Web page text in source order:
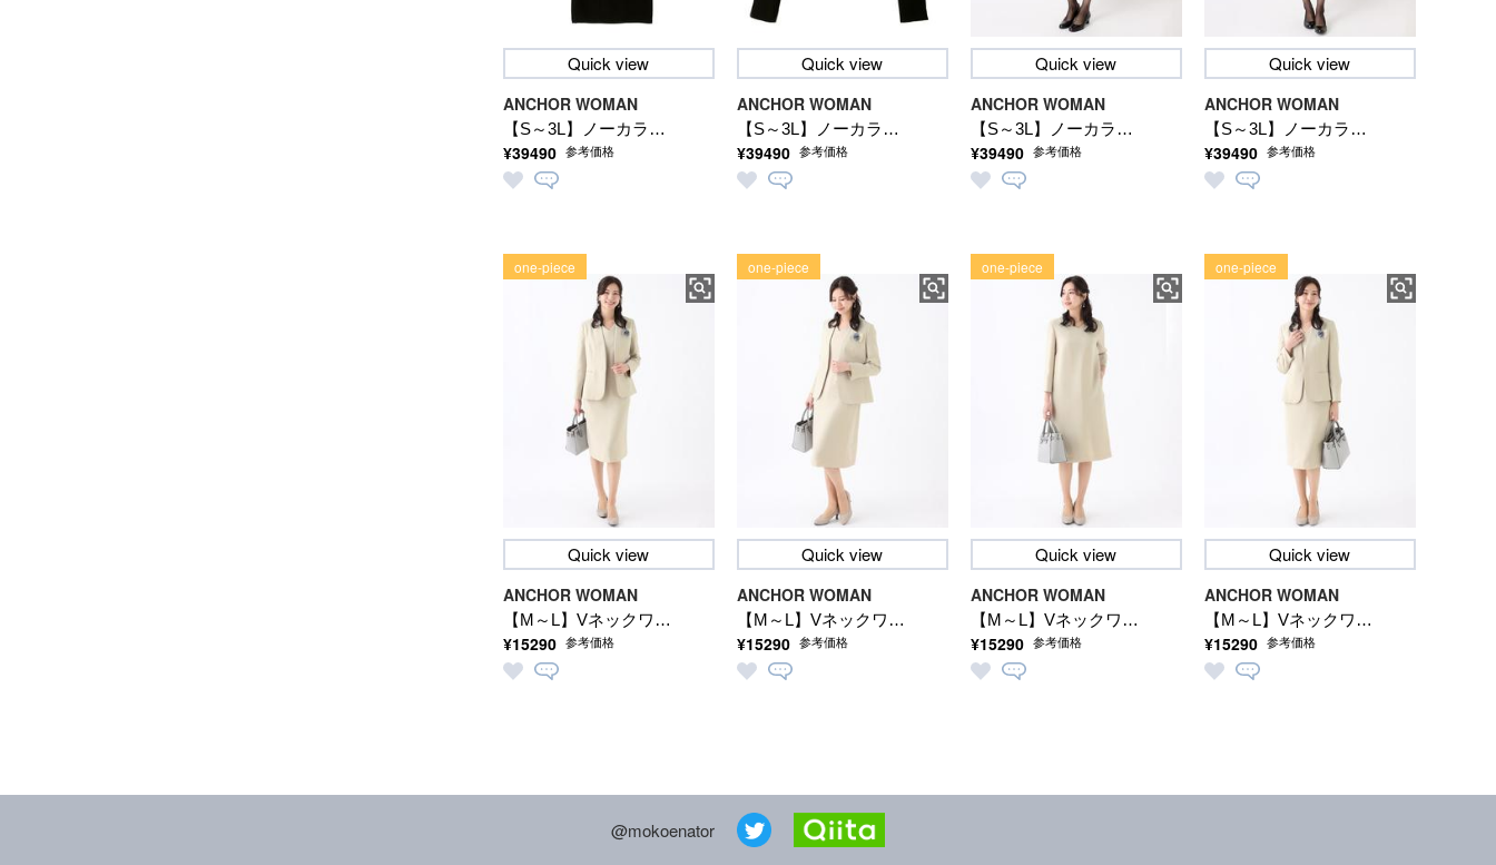
Quick view
【S～3L】ノーカラー
ジャケット＆ボレロ付
きワンピース アンサ
ラックフォーマル】
ANCHOR WOMAN
¥39490 参考価格
Quick view
【S～3L】ノーカラー
ジャケット＆ボレロ付
きワンピース アンサ
ラックフォーマル】
ANCHOR WOMAN
¥39490 参考価格
Quick view
【S～3L】ノーカラー
ジャケット＆ボレロ付
きワンピース アンサ
ラックフォーマル】
ANCHOR WOMAN
¥39490 参考価格
Quick view
【S～3L】ノーカラー
ジャケット＆ボレロ付
きワンピース アンサ
ラックフォーマル】
ANCHOR WOMAN
¥39490 参考価格
Quick view
【M～L】Vネックワン
ピース【セレモニー/
通勤/学校行事/入卒/オ
ANCHOR WOMAN
¥15290 参考価格
one-piece
Quick view
【M～L】Vネックワン
ピース【セレモニー/
通勤/学校行事/入卒/オ
ANCHOR WOMAN
¥15290 参考価格
one-piece
Quick view
【M～L】Vネックワン
ピース【セレモニー/
通勤/学校行事/入卒/オ
ANCHOR WOMAN
¥15290 参考価格
one-piece
Quick view
【M～L】Vネックワン
ピース【セレモニー/
通勤/学校行事/入卒/オ
ANCHOR WOMAN
¥15290 参考価格
one-piece
@mokoenator